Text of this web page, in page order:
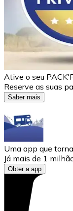
Ative o seu
Reserve as suas
Saber mais
Uma app que
Já mais de 1
Obter a app